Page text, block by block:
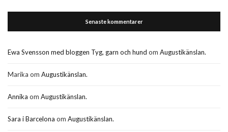
Senaste kommentarer
Ewa Svensson med bloggen Tyg, garn och hund om Augustikänslan.
Marika om Augustikänslan.
Annika om Augustikänslan.
Sara i Barcelona om Augustikänslan.